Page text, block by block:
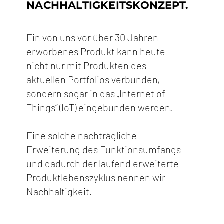
NACHHALTIGKEITSKONZEPT.
Ein von uns vor über 30 Jahren
erworbenes Produkt kann heute
nicht nur mit Produkten des
aktuellen Portfolios verbunden,
sondern sogar in das „Internet of
Things“ (IoT) eingebunden werden.
Eine solche nachträgliche
Erweiterung des Funktionsumfangs
und dadurch der laufend erweiterte
Produktlebenszyklus nennen wir
Nachhaltigkeit.